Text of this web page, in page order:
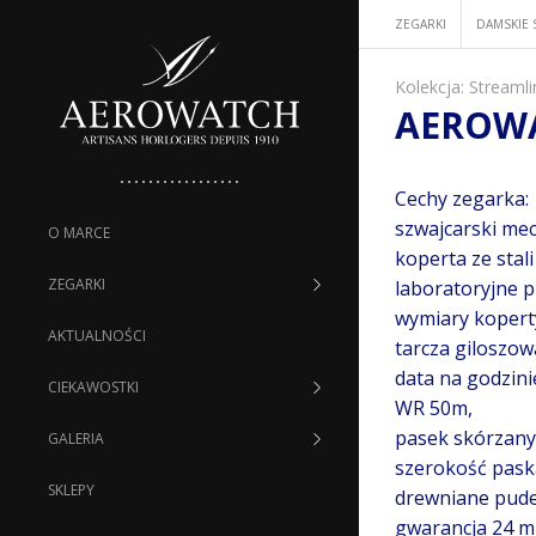
O MARCE
ZEGARKI
AKTUALNOŚCI
CIEKAWOSTKI
GALERIA
SKLEPY
ZEGARKI DAMSKIE
Kolekcja:
Cechy zegarka:
szwajcarski
koperta ze
laboratoryjne
wymiary
tarcza
data na
WR 50m,
pasek
szerokość
drewniane
gwarancja 24